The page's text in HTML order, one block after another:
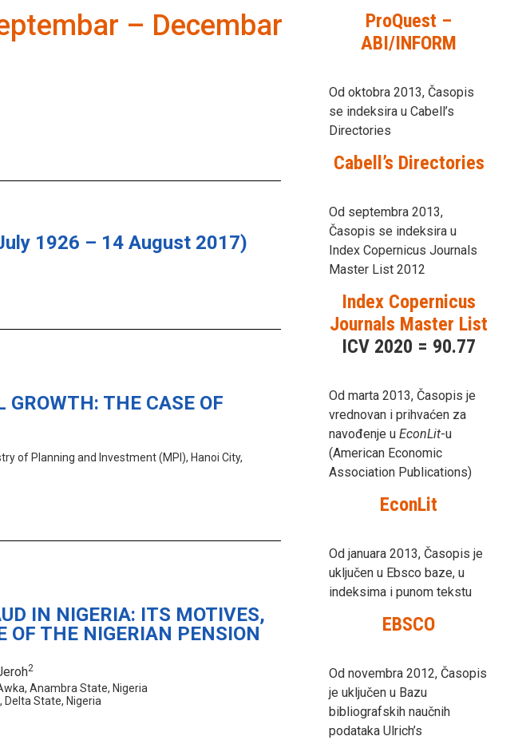
– Decembar
1926 – 14 August 2017)
THE CASE OF
of Planning and Investment (MPI), Hanoi City,
IN NIGERIA: ITS MOTIVES,
THE NIGERIAN PENSION
2
Anambra State, Nigeria
State, Nigeria
ProQuest –
ABI/INFORM
Od oktobra 2013, Časopis
se indeksira u Cabell’s
Directories
Cabell’s Directories
Od septembra 2013,
Časopis se indeksira u
Index Copernicus Journals
Master List 2012
Index Copernicus
Journals Master List
ICV 2020 = 90.77
Od marta 2013, Časopis je
vrednovan i prihvaćen za
navođenje u EconLit-u
(American Economic
Association Publications)
EconLit
Od januara 2013, Časopis je
uključen u Ebsco baze, u
indeksima i punom tekstu
EBSCO
Od novembra 2012, Časopis
je uključen u Bazu
bibliografskih naučnih
podataka Ulrich’s